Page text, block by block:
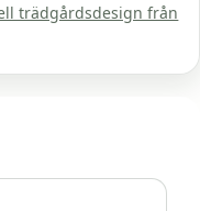
trädgårdsdesign från